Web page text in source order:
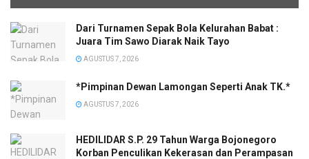
Dari Turnamen Sepak Bola Kelurahan Babat :
Juara Tim Sawo Diarak Naik Tayo
AGUSTUS 7, 2026
*Pimpinan Dewan Lamongan Seperti Anak TK.*
AGUSTUS 7, 2026
HEDILIDAR S.P. 29 Tahun Warga Bojonegoro
Korban Penculikan Kekerasan dan Perampasan